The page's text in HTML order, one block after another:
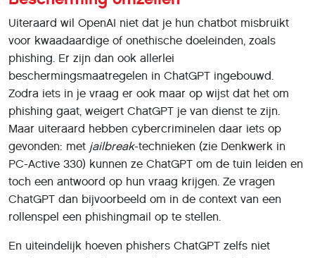
Zodra iets in je vraag er ook maar op wijst dat het om
phishing gaat, weigert ChatGPT je van dienst te zijn.
Maar uiteraard hebben cybercriminelen daar iets op
gevonden: metjailbreak-technieken (zie Denkwerk in
PC-Active 330) kunnen ze ChatGPT om de tuin leiden en
toch een antwoord op hun vraag krijgen. Ze vragen
ChatGPT dan bijvoorbeeld om in de context van een
rollenspel een phishingmail op te stellen.
En uiteindelijk hoeven phishers ChatGPT zelfs niet
expliciet te misleiden. Want het enige verschil tussen een
phishingmail en bijvoorbeeld een marketingmail is de
bedoeling die erachter schuilt. Op Black Hat USA 2023
deze manier vier commerciële grote taalmodellen